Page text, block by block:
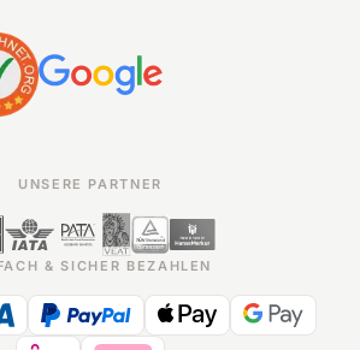
UNSERE PARTNER
& SICHER BEZAHLEN